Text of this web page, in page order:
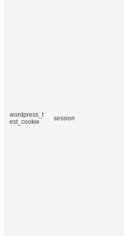
wordpress_t
est_cookie
session